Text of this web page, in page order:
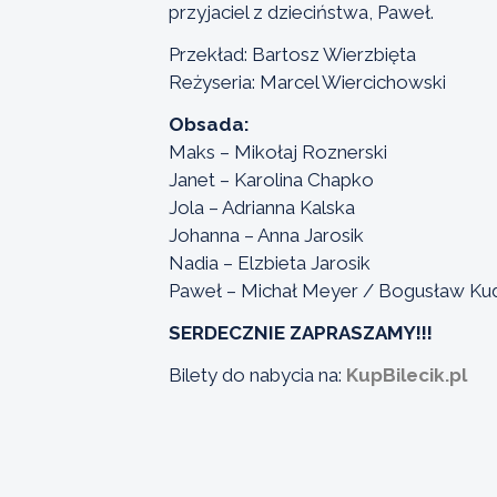
przyjaciel z dzieciństwa, Paweł.
Przekład: Bartosz Wierzbięta
Reżyseria: Marcel Wiercichowski
Obsada:
Maks – Mikołaj Roznerski
Janet – Karolina Chapko
Jola – Adrianna Kalska
Johanna – Anna Jarosik
Nadia – Elzbieta Jarosik
Paweł – Michał Meyer / Bogusław
SERDECZNIE ZAPRASZAMY!!!
Bilety do nabycia na: KupBilecik.pl